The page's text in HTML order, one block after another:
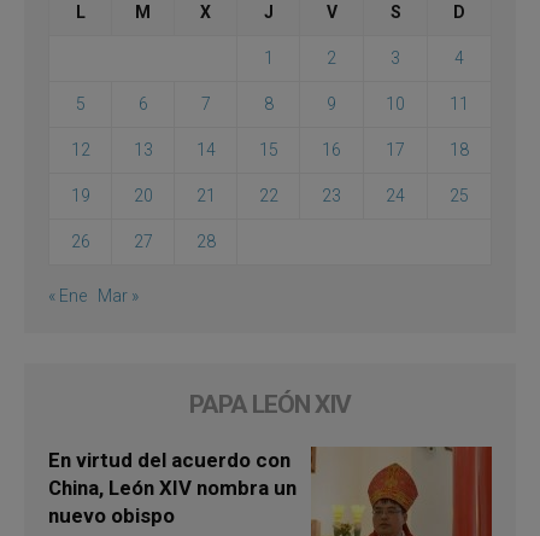
L M X J V S D
1 2 3 4
5 6 7 8 9 10 11
12 13 14 15 16 17 18
19 20 21 22 23 24 25
26 27 28
« Ene Mar »
PAPA LEÓN XIV
En virtud del acuerdo con
China, León XIV nombra un
nuevo obispo